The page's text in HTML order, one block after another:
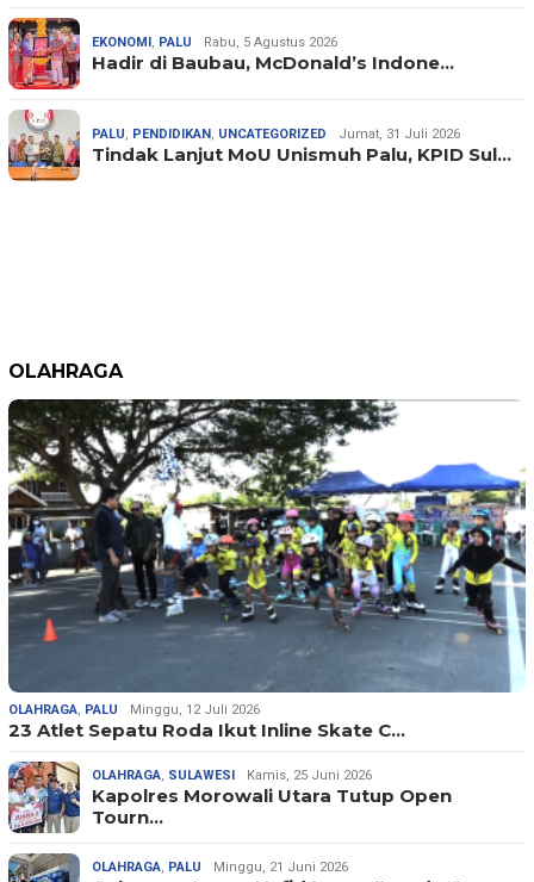
EKONOMI , PALU Rabu, 5 Agustus 2026
Hadir di Baubau, McDonald’s Indone…
PALU, PENDIDIKAN , UNCATEGORIZED Jumat, 31 Juli 2026
Tindak Lanjut MoU Unismuh Palu, KPID Sul…
OLAHRAGA
OLAHRAGA, PALU Minggu, 12 Juli 2026
23 Atlet Sepatu Roda Ikut Inline Skate C…
OLAHRAGA, SULAWESI Kamis, 25 Juni 2026
Kapolres Morowali Utara Tutup Open
Tourn…
OLAHRAGA, PALU Minggu, 21 Juni 2026